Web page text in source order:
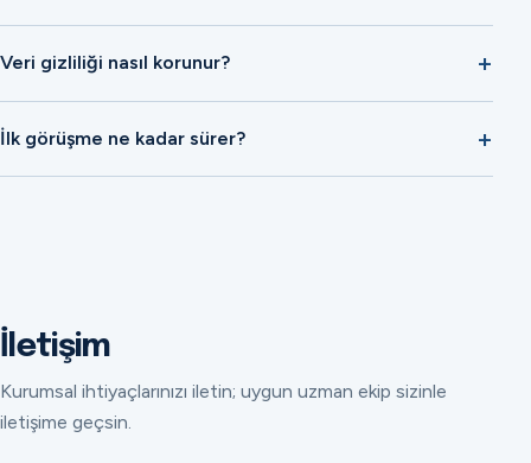
Veri gizliliği nasıl korunur?
İlk görüşme ne kadar sürer?
İletişim
Kurumsal ihtiyaçlarınızı iletin; uygun uzman ekip sizinle
iletişime geçsin.